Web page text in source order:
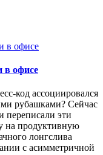
в офисе
код ассоциировался
рубашками? Сейчас
переписали эти
на продуктивную
лонгслива
с асимметричной